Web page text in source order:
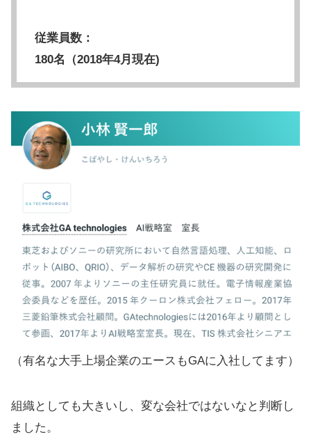
従業員数：
180名（2018年4月現在)
（有名な大手上場企業のエースもGAに入社してます）
組織としても大きいし、変な会社ではないなと判断し
ました。